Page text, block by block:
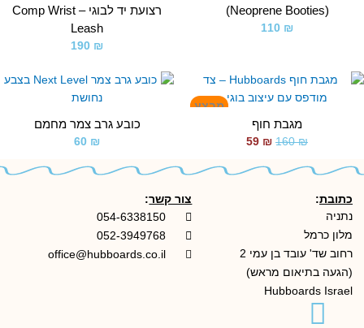
₪
110
רצועת יד לבוגי – Comp Wrist
Leash
₪
190
מבצע
מגבת חוף
₪
160
המחיר
המקורי
₪ 160.
₪
59
המחיר
הנוכחי
כובע גרב צמר מחמם
₪
60
כתובת:
נתניה
מלון כרמל
רחוב שד' עובד בן עמי 2
(הגעה בתיאום מראש)
Hubboards Israel
צור קשר:
054-6338150
052-3949768
office@hubboards.co.il